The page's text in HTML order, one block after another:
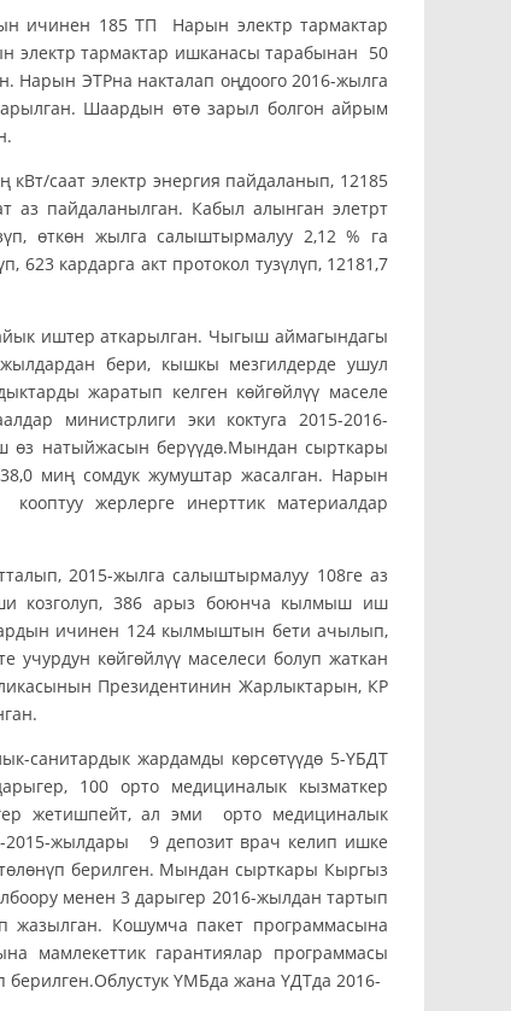
185 ТП Нарын электр тармактар
электр тармактар ишканасы тарабынан 50
Нарын ЭТРна накталап оңдоого 2016-жылга
Шаардын өтө зарыл болгон айрым
саат электр энергия пайдаланып, 12185
аз пайдаланылган. Кабыл алынган элетрт
өткөн жылга салыштырмалуу 2,12 % га
кардарга акт протокол тузүлүп, 12181,7
иштер аткарылган. Чыгыш аймагындагы
бери, кышкы мезгилдерде ушул
жаратып келген көйгөйлүү маселе
министрлиги эки коктуга 2015-2016-
өз натыйжасын берүүдө.Мындан сырткары
миң сомдук жумуштар жасалган. Нарын
жерлерге инерттик материалдар
2015-жылга салыштырмалуу 108ге аз
козголуп, 386 арыз боюнча кылмыш иш
ичинен 124 кылмыштын бети ачылып,
көйгөйлүү маселеси болуп жаткан
Президентинин Жарлыктарын, КР
санитардык жардамды көрсөтүүдө 5-ҮБДТ
100 орто медициналык кызматкер
жетишпейт, ал эми орто медициналык
2015-жылдары 9 депозит врач келип ишке
берилген. Мындан сырткары Кыргыз
менен 3 дарыгер 2016-жылдан тартып
Кошумча пакет программасына
мамлекеттик гарантиялар программасы
ҮМБда жана ҮДТда 2016-